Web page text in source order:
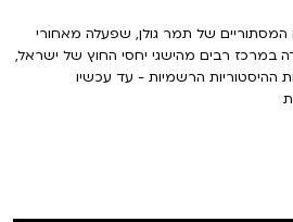
המסתוריים של תמר גולן, שפעלה מאחורי
במרכז רבים מהישגי יחסי החוץ של ישראל,
הרשמיות - עד עכשיו